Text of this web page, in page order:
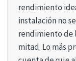
rendimiento
instalación no
rendimiento de
mitad. Lo más